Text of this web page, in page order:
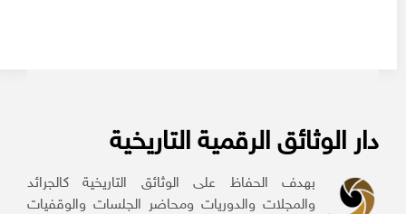
دار الوثائق الرقمية التاريخية
بهدف الحفاظ على الوثائق التاريخية كالجرائد
والمجلات والدوريات ومحاضر الجلسات والوقفيات